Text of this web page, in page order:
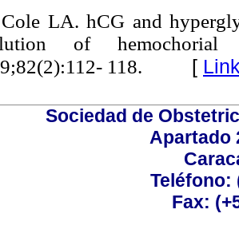
LA. hCG and
of hemochorial
118.
[
Sociedad de
Apartado
Teléfono:
Fax: